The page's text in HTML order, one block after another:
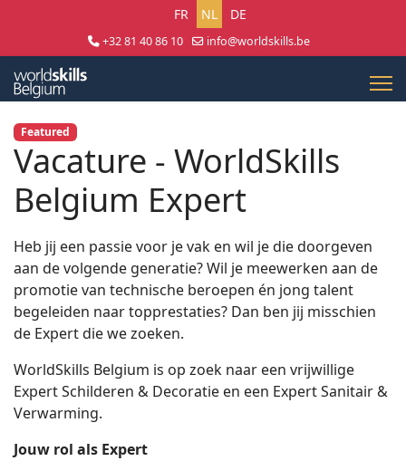
Selecteer uw taal
FR NL DE
+32 81 40 86 10
info@worldskills.be
Featured
Vacature - WorldSkills
Belgium Expert
Heb jij een passie voor je vak en wil je die doorgeven
aan de volgende generatie? Wil je meewerken aan de
promotie van technische beroepen én jong talent
begeleiden naar topprestaties? Dan ben jij misschien
de Expert die we zoeken.
WorldSkills Belgium is op zoek naar een vrijwillige
Expert Schilderen & Decoratie en een Expert Sanitair &
Verwarming.
Jouw rol als Expert